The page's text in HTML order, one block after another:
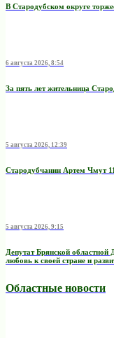
В Стародубском округе
6 августа 2026, 8:54
За пять лет жительница
5 августа 2026, 12:39
Стародубчанин Артем Чмут
5 августа 2026, 9:15
Депутат Брянской
любовь к своей стране и
Областные новости